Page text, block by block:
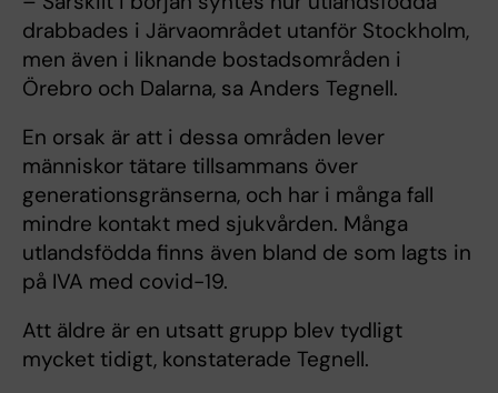
drabbades i Järvaområdet utanför Stockholm,
men även i liknande bostadsområden i
Örebro och Dalarna, sa Anders Tegnell.
En orsak är att i dessa områden lever
människor tätare tillsammans över
generationsgränserna, och har i många fall
mindre kontakt med sjukvården. Många
utlandsfödda finns även bland de som lagts in
på IVA med covid-19.
Att äldre är en utsatt grupp blev tydligt
mycket tidigt, konstaterade Tegnell.